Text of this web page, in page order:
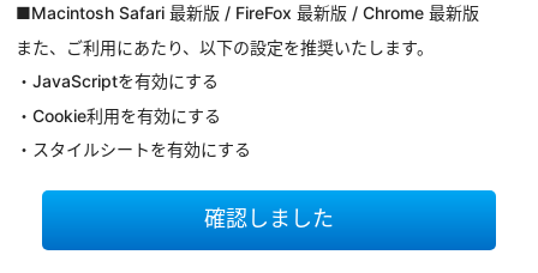
■Macintosh Safari 最新版 / FireFox 最新版 / Chrome 最新版
また、ご利用にあたり、以下の設定を推奨いたします。
・JavaScriptを有効にする
・Cookie利用を有効にする
・スタイルシートを有効にする
確認しました